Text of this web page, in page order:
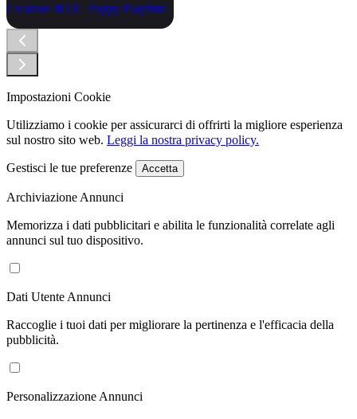
Creatore di OC Poppy Playtime
Impostazioni Cookie
Utilizziamo i cookie per assicurarci di offrirti la migliore esperienza
sul nostro sito web. Leggi la nostra privacy policy.
Gestisci le tue preferenze Accetta
Archiviazione Annunci
Memorizza i dati pubblicitari e abilita le funzionalità correlate agli
annunci sul tuo dispositivo.
Dati Utente Annunci
Raccoglie i tuoi dati per migliorare la pertinenza e l'efficacia della
pubblicità.
Personalizzazione Annunci